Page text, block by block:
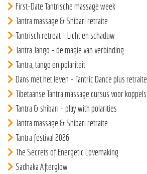
First-Date Tantrische massage week
Tantra massage & Shibari retraite
Tantrisch retreat – Licht en schaduw
Tantra Tango – de magie van verbinding
Tantra, tango en polariteit
Dans met het leven – Tantric Dance plus retraite
Tibetaanse Tantra massage cursus voor koppels
Tantra & shibari – play with polarities
Tantra massage & Shibari retraite
Tantra festival 2026
The Secrets of Energetic Lovemaking
Sadhaka Afterglow